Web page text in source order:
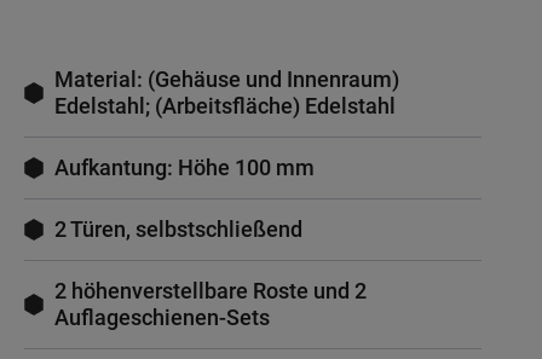
Material: (Gehäuse und Innenraum)
Edelstahl; (Arbeitsfläche) Edelstahl
Aufkantung: Höhe 100 mm
2 Türen, selbstschließend
2 höhenverstellbare Roste und 2
Auflageschienen-Sets